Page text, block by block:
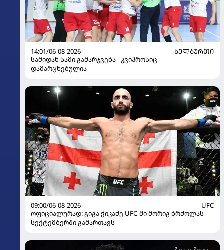
14:01/06-08-2026
ᲮᲔᲚᲑᲣᲠᲗᲘ
სამიდან სამი გამარჯვება - კვიპროსიც
დამარცხებულია
09:00/06-08-2026
UFC
ოფიციალურად: გიგა ჭიკაძე UFC-ში მორიგ ბრძოლას
სექტემბერში გამართავს